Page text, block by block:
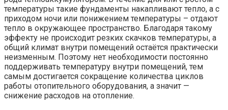
температуры такие фундаменты накапливают тепло, а с
приходом ночи или понижением температуры – отдают
тепло в окружающее пространство. Благодаря такому
эффекту не происходит резких скачков температуры, а
общий климат внутри помещений остаётся практически
неизменным. Поэтому нет необходимости постоянно
поддерживать температуру внутри помещений, тем
самым достигается сокращение количества циклов
работы отопительного оборудования, а значит —
снижение расходов на отопление.